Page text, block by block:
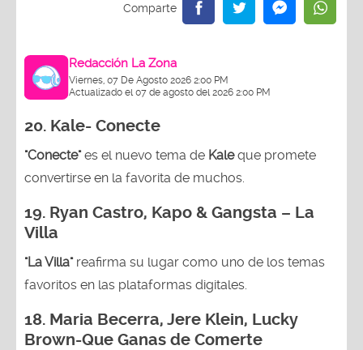
Redacción La Zona
Viernes, 07 De Agosto 2026 2:00 PM
Actualizado el 07 de agosto del 2026 2:00 PM
20. Kale- Conecte
"Conecte"es el nuevo tema de Kaleque promete
convertirse en la favorita de muchos.
19. Ryan Castro, Kapo & Gangsta – La
Villa
"La Villa"reafirma su lugar como uno de los temas
favoritos en las plataformas digitales.
18. Maria Becerra, Jere Klein, Lucky
Brown-Que Ganas de Comerte